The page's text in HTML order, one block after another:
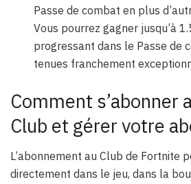
Passe de combat en plus
Vous pourrez gagner jusqu’à
progressant dans le Passe de
tenues franchement
Comment s’abonner
Club et gérer votre
L’abonnement au Club de Fortnite
directement dans le jeu, dans la